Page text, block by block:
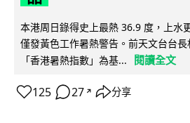
本港周日錄得史上最熱 36.9 度，上水
僅發黃色工作暑熱警告。前天文台台
「香港暑熱指數」為基...
閱讀全文
125 27 ↗ 分享